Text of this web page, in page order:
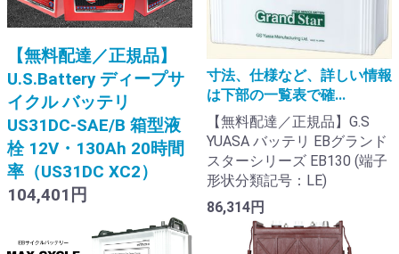
【無料配達／正規品】
U.S.Battery ディープサ
イクル バッテリ
US31DC-SAE/B 箱型液
栓 12V・130Ah 20時間
率（US31DC XC2）
104,401円
寸法、仕様など、詳しい情報
は下部の一覧表で確...
【無料配達／正規品】G.S
YUASA バッテリ EBグランド
スターシリーズ EB130 (端子
形状分類記号：LE)
86,314円